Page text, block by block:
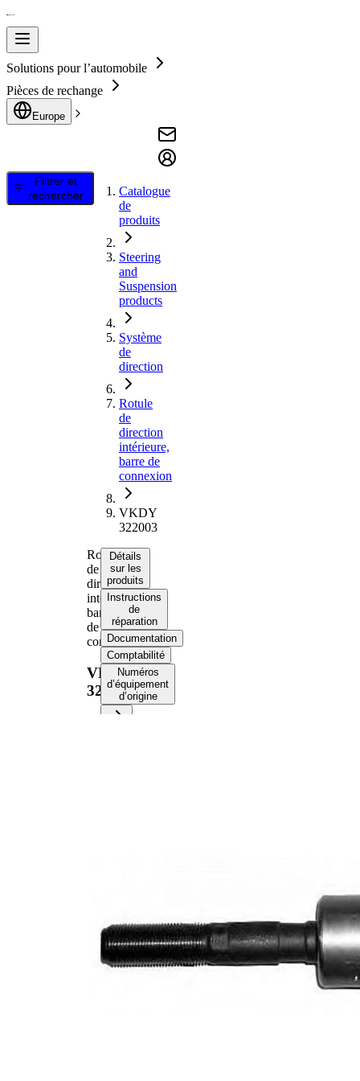
Solutions pour l’automobile
Pièces de rechange
Europe
Filtrer et
rechercher
Catalogue
de
produits
Steering
and
Suspension
products
Système
de
direction
Rotule
de
direction
intérieure,
barre de
connexion
VKDY
322003
Rotule
de
direction
intérieure,
barre
de
connexion
VKDY
322003
Détails
sur les
produits
Instructions
de
réparation
Documentation
Comptabilité
Numéros
d’équipement
d’origine